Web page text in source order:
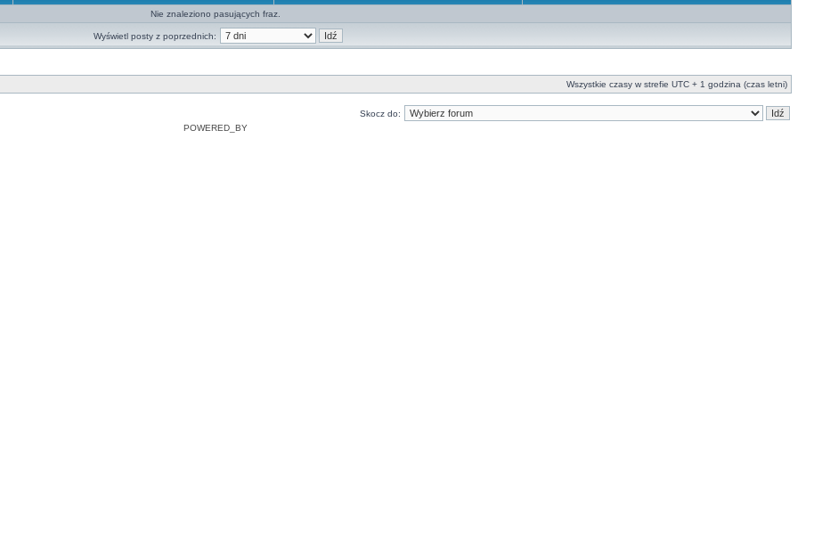
Nie znaleziono pasujących fraz.
Wyświetl posty z poprzednich:
Wszystkie czasy w strefie UTC + 1 godzina (czas letni)
Skocz do:
POWERED_BY